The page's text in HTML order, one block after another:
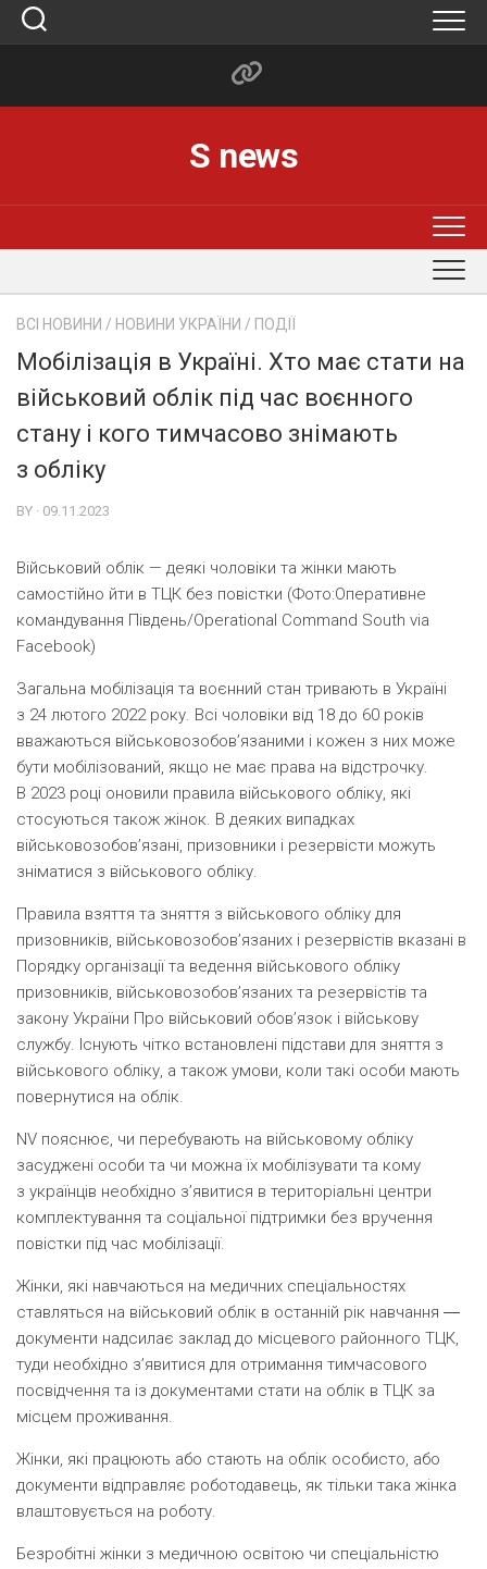
Skip
S news
ВСІ НОВИНИ / НОВИНИ УКРАЇНИ / ПОДІЇ
Мобілізація в Україні. Хто має стати на
військовий облік під час воєнного
стану і кого тимчасово знімають
з обліку
BY · 09.11.2023
Військовий облік — деякі чоловіки та жінки мають
самостійно йти в ТЦК без повістки (Фото:Оперативне
командування Південь/Operational Command South via
Facebook)
Загальна мобілізація та воєнний стан тривають в Україні
з 24 лютого 2022 року. Всі чоловіки від 18 до 60 років
вважаються військовозобов’язаними і кожен з них може
бути мобілізований, якщо не має права на відстрочку.
В 2023 році оновили правила військового обліку, які
стосуються також жінок. В деяких випадках
військовозобов’язані, призовники і резервісти можуть
зніматися з військового обліку.
Правила взяття та зняття з військового обліку для
призовників, військовозобов’язаних і резервістів вказані в
Порядку організації та ведення військового обліку
призовників, військовозобов’язаних та резервістів та
закону України Про військовий обов’язок і військову
службу. Існують чітко встановлені підстави для зняття з
військового обліку, а також умови, коли такі особи мають
повернутися на облік.
NV пояснює, чи перебувають на військовому обліку
засуджені особи та чи можна їх мобілізувати та кому
з українців необхідно з’явитися в територіальні центри
комплектування та соціальної підтримки без вручення
повістки під час мобілізації.
Жінки, які навчаються на медичних спеціальностях
ставляться на військовий облік в останній рік навчання ―
документи надсилає заклад до місцевого районного ТЦК,
туди необхідно з’явитися для отримання тимчасового
посвідчення та із документами стати на облік в ТЦК за
місцем проживання.
Жінки, які працюють або стають на облік особисто, або
документи відправляє роботодавець, як тільки така жінка
влаштовується на роботу.
Безробітні жінки з медичною освітою чи спеціальністю